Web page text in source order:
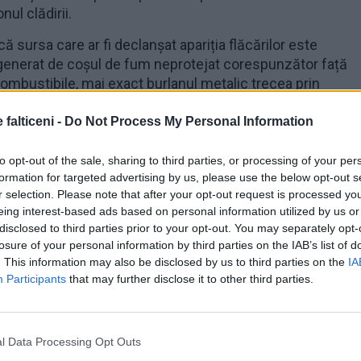
falticeni - Do Not Process My Personal Information
opt-out of the sale, sharing to third parties, or processing of your
for targeted advertising by us, please use the below opt-out
selection. Please note that after your opt-out request is processed
interest-based ads based on personal information utilized by us
to third parties prior to your opt-out. You may separately
of your personal information by third parties on the IAB’s list of
This information may also be disclosed by us to third parties on the
Participants that may further disclose it to other third parties.
Data Processing Opt Outs
clădirii.
sursa care ar fi declanșat apariția flăcărilor este
de coșul de fum neprotejat corespunzător față
mai exact burlanul metalic trecea prin
Detașamentului Fălticeni, sprijiniți de lucrătorii
salvat restul casei de locuit, cu bunurile aferente.